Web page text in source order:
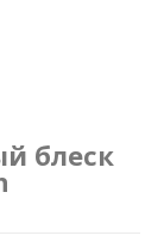
блеск